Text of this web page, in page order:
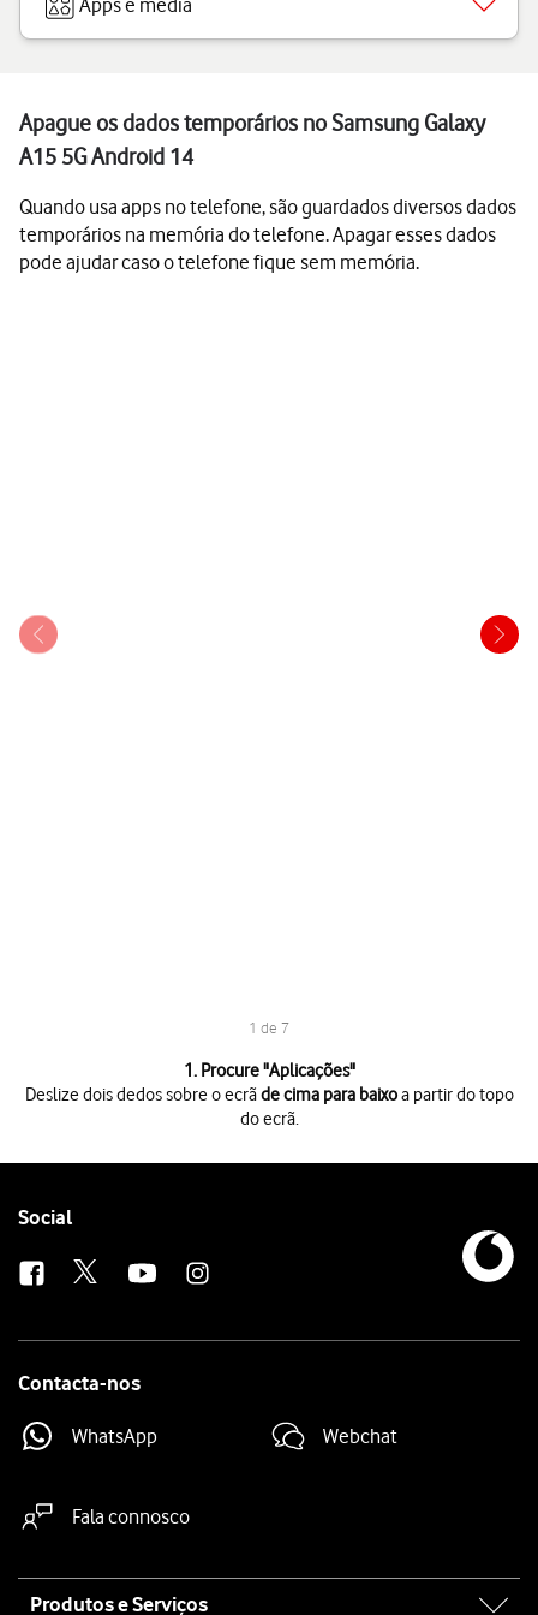
Apps e media
Apague os dados temporários no Samsung Galaxy
A15 5G Android 14
Quando usa apps no telefone, são guardados diversos dados
temporários na memória do telefone. Apagar esses dados
pode ajudar caso o telefone fique sem memória.
1 de 7
1. Procure "Aplicações"
Deslize dois dedos sobre o ecrãde cima para baixoa partir do topo
do ecrã.
Primao ícone de definições.
Primaa app pretendida
Prima
Limpar cache
Prima
a tecla de início para terminar e voltar ao ecrã inicial.
Follow
Social
Contacta-nos
WhatsApp Webchat
Fala connosco
Produtos e Serviços